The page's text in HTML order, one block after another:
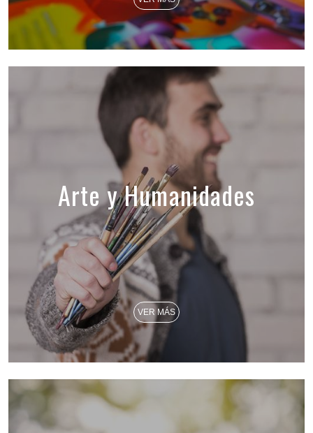
Arte y Humanidades
VER MÁS